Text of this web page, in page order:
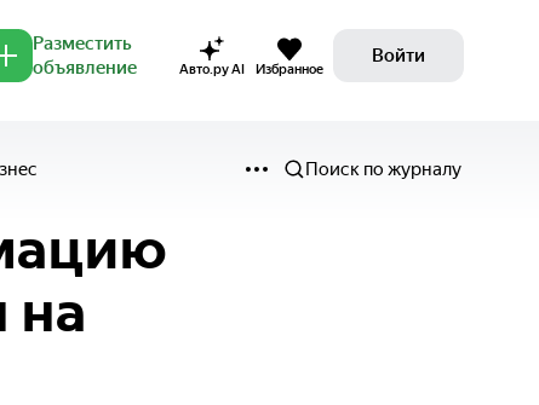
Разместить
объявление
Авто.ру AI Избранное
Войти
Поиск по журналу
на